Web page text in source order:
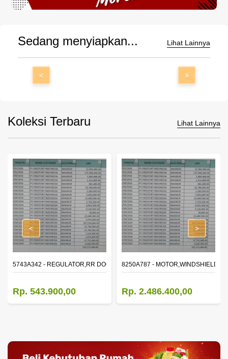
Sedang menyiapkan... Lihat Lainnya
< >
Koleksi Terbaru Lihat Lainnya
WINDOW,LH
5743A342 - REGULATOR,RR DOOR WINDOW,RH
Rp. 543.900,00
8250A787 - MOTOR,WINDSHIELD
Rp. 2.486.400,00
< >